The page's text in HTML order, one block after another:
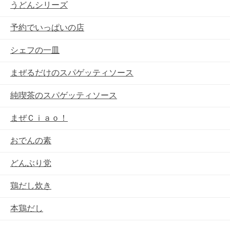
うどんシリーズ
予約でいっぱいの店
シェフの一皿
まぜるだけのスパゲッティソース
純喫茶のスパゲッティソース
まぜＣｉａｏ！
おでんの素
どんぶり党
鶏だし炊き
本鶏だし